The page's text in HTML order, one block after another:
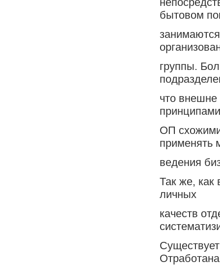
бытовом
группы.
что
ОП схожими
применять
ведения
Так же, как
личных
качеств
Отработана